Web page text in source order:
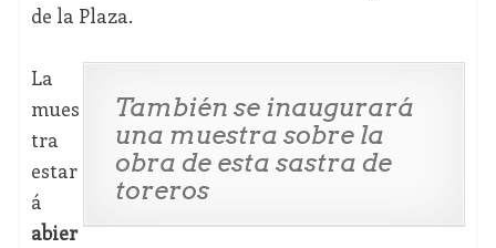
de la Plaza.
También se inaugurará
una muestra sobre la
obra de esta sastra de
toreros
La
mues
tra
estar
á
abier